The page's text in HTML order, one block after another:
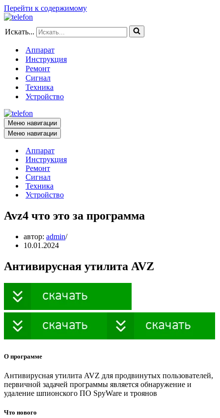
Перейти к содержимому
Искать...
Аппарат
Инструкция
Ремонт
Сигнал
Техника
Устройство
Меню навигации
Меню навигации
Аппарат
Инструкция
Ремонт
Сигнал
Техника
Устройство
Avz4 что это за программа
автор: admin
10.01.2024
Антивирусная утилита AVZ
О программе
Антивирусная утилита AVZ для продвинутых пользователей,
первичной задачей программы является обнаружение и
удаление шпионского ПО SpyWare и троянов
Что нового